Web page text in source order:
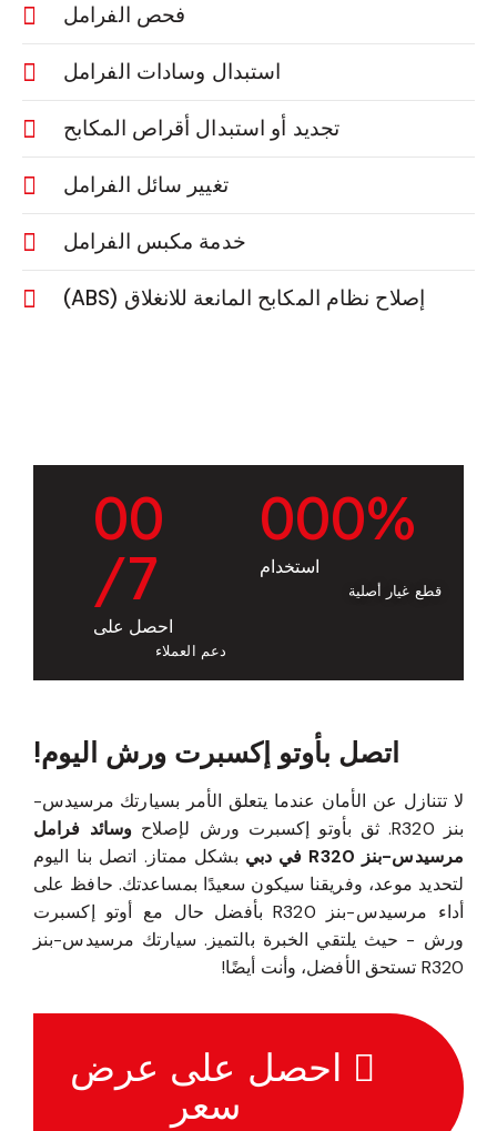
فحص الفرامل
استبدال وسادات الفرامل
تجديد أو استبدال أقراص المكابح
تغيير سائل الفرامل
خدمة مكبس الفرامل
إصلاح نظام المكابح المانعة للانغلاق (ABS)
000%
استخدام
قطع غيار أصلية
00
/7
احصل على
دعم العملاء
اتصل بأوتو إكسبرت ورش اليوم!
لا تتنازل عن الأمان عندما يتعلق الأمر بسيارتك مرسيدس-
بنز R320. ثق بأوتو إكسبرت ورش لإصلاح
وسائد فرامل
مرسيدس-بنز R320 في دبي
بشكل ممتاز. اتصل بنا اليوم
لتحديد موعد، وفريقنا سيكون سعيدًا بمساعدتك. حافظ على
أداء مرسيدس-بنز R320 بأفضل حال مع أوتو إكسبرت
ورش - حيث يلتقي الخبرة بالتميز. سيارتك مرسيدس-بنز
R320 تستحق الأفضل، وأنت أيضًا!
احصل على عرض
سعر